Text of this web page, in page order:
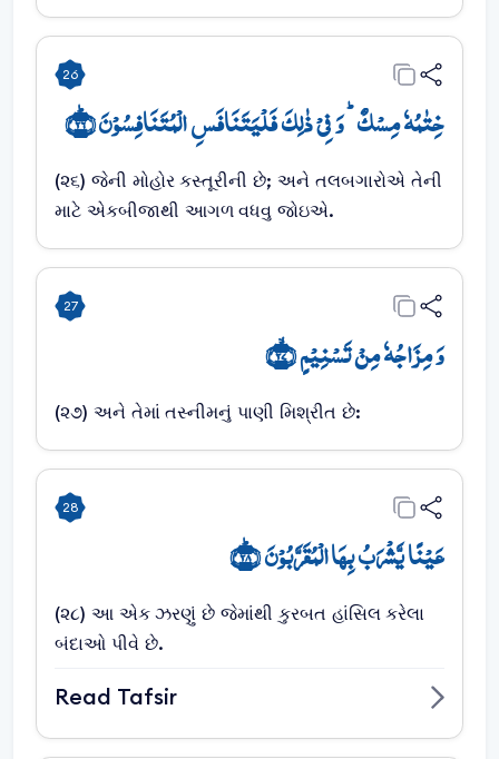
26
خِتٰمُہٗ مِسۡکٌ ؕ وَ فِیۡ ذٰلِکَ فَلۡیَتَنَافَسِ الۡمُتَنَافِسُوۡنَ ﴿ؕ۲۶﴾
(૨૬) જેની મોહોર કસ્તૂરીની છે; અને તલબગારોએ તેની
માટે એકબીજાથી આગળ વધવુ જોઇએ.
27
وَ مِزَاجُہٗ مِنۡ تَسۡنِیۡمٍ ﴿ۙ۲۷﴾
(૨૭) અને તેમાં તસ્નીમનું પાણી મિશ્રીત છે:
28
عَیۡنًا یَّشۡرَبُ بِہَا الۡمُقَرَّبُوۡنَ ﴿ؕ۲۸﴾
(૨૮) આ એક ઝરણું છે જેમાંથી કુરબત હાંસિલ કરેલા
બંદાઓ પીવે છે.
Read Tafsir